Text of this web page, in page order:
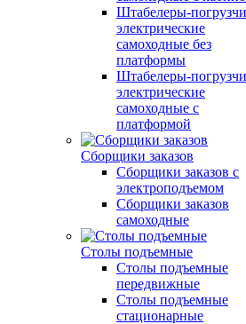
Штабелеры-
электрические
самоходные без
платформы
Штабелеры-
электрические
самоходные с
платформой
Сборщики заказов
Сборщики заказов с
электроподъемом
Сборщики заказов
самоходные
Столы подъемные
Столы подъемные
передвижные
Столы подъемные
стационарные